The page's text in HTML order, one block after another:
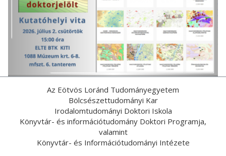
Az Eötvös Loránd Tudományegyetem
Bölcsészettudományi Kar
Irodalomtudományi Doktori Iskola
Könyvtár- és információtudomány Doktori Programja,
valamint
Könyvtár- és Információtudományi Intézete